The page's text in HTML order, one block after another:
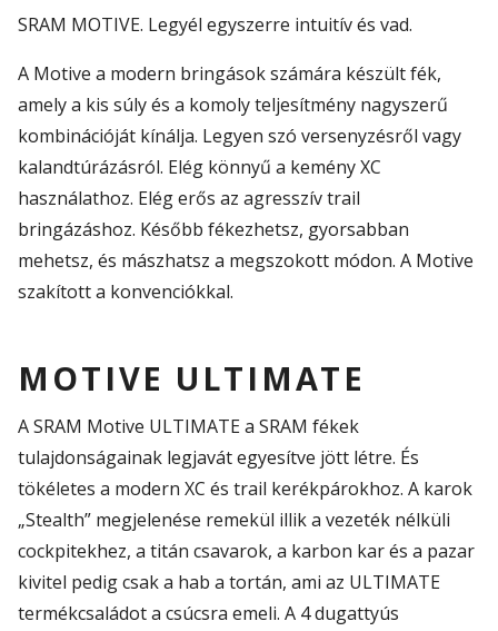
SRAM MOTIVE. Legyél egyszerre intuitív és vad.
A Motive a modern bringások számára készült fék,
amely a kis súly és a komoly teljesítmény nagyszerű
kombinációját kínálja. Legyen szó versenyzésről vagy
kalandtúrázásról. Elég könnyű a kemény XC
használathoz. Elég erős az agresszív trail
bringázáshoz. Később fékezhetsz, gyorsabban
mehetsz, és mászhatsz a megszokott módon. A Motive
szakított a konvenciókkal.
MOTIVE ULTIMATE
A SRAM Motive ULTIMATE a SRAM fékek
tulajdonságainak legjavát egyesítve jött létre. És
tökéletes a modern XC és trail kerékpárokhoz. A karok
„Stealth” megjelenése remekül illik a vezeték nélküli
cockpitekhez, a titán csavarok, a karbon kar és a pazar
kivitel pedig csak a hab a tortán, ami az ULTIMATE
termékcsaládot a csúcsra emeli. A 4 dugattyús